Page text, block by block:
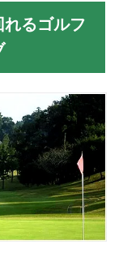
るゴルフ